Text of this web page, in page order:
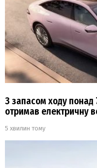
З запасом ходу понад
отримав електричну
5 хвилин тому